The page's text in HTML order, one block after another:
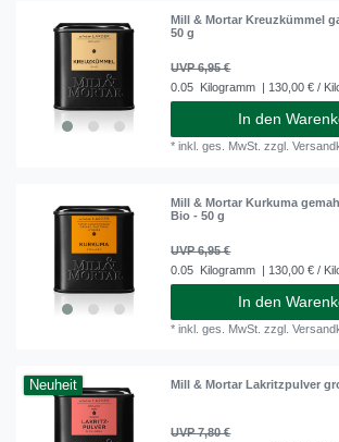
Mill & Mortar Kreuzkümmel
50 g
UVP 6,95 €
0.05 Kilogramm | 130,00 € /
In den
*inkl. ges. MwSt. zzgl.
Mill & Mortar Kurkuma
Bio - 50 g
UVP 6,95 €
0.05 Kilogramm | 130,00 € /
In den
*inkl. ges. MwSt. zzgl.
Neuheit Mill & Mortar Lakritzpulver
UVP 7,80 €